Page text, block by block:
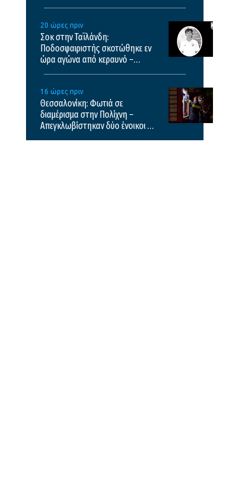
20 ώρες πριν
Σοκ στην Ταϊλάνδη:
Ποδοσφαιριστής σκοτώθηκε εν
ώρα αγώνα από κεραυνό –
16 ώρες πριν
Θεσσαλονίκη: Φωτιά σε
διαμέρισμα στην Πολίχνη –
Απεγκλωβίστηκαν δύο ένοικοι –